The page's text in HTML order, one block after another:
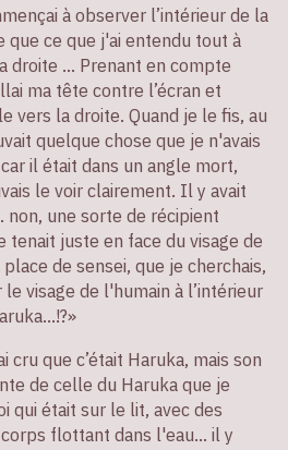
à observer l’intérieur de la
que ce que j'ai entendu tout à
droite ... Prenant en compte
ma tête contre l’écran et
vers la droite. Quand je le fis, au
quelque chose que je n'avais
il était dans un angle mort,
le voir clairement. Il y avait
non, une sorte de récipient
juste en face du visage de
de sensei, que je cherchais,
visage de l'humain à l’intérieur
cru que c’était Haruka, mais son
de celle du Haruka que je
qui était sur le lit, avec des
flottant dans l'eau... il y